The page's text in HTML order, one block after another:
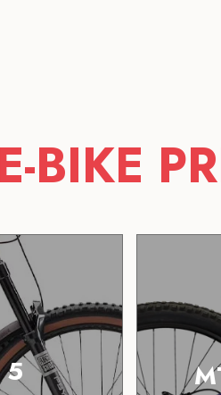
BIKE
5